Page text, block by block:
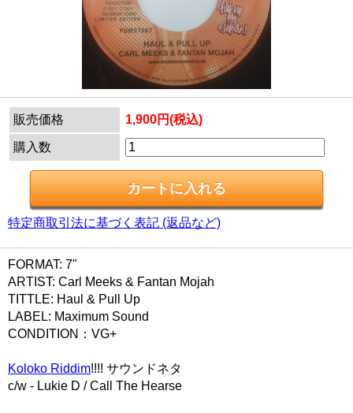
販売価格 1,900円(税込)
購入数
特定商取引法に基づく表記 (返品など)
FORMAT: 7"
ARTIST: Carl Meeks & Fantan Mojah
TITTLE: Haul & Pull Up
LABEL: Maximum Sound
CONDITION：VG+
Koloko Riddim!!!! サウンドネタ
c/w - Lukie D / Call The Hearse